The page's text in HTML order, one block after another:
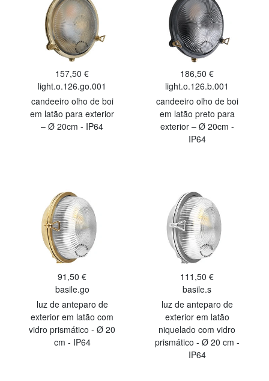
157,50 €
light.o.126.go.001
candeeiro olho de boi
em latão para exterior
– Ø 20cm - IP64
186,50 €
light.o.126.b.001
candeeiro olho de boi
em latão preto para
exterior – Ø 20cm -
IP64
91,50 €
basile.go
luz de anteparo de
exterior em latão com
vidro prismático - Ø 20
cm - IP64
111,50 €
basile.s
luz de anteparo de
exterior em latão
niquelado com vidro
prismático - Ø 20 cm -
IP64